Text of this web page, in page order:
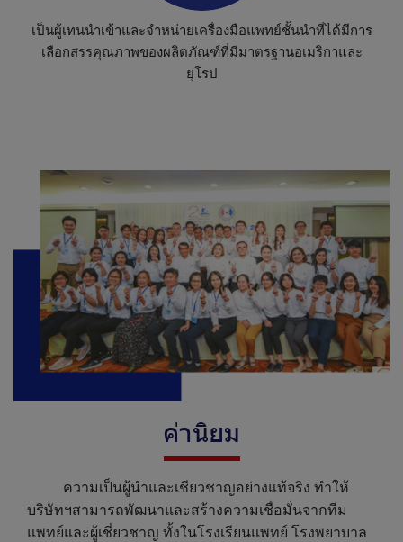
เป็นผู้เทนนำเข้าและจำหน่ายเครื่องมือแพทย์ชั้นนำที่ได้มีการ
เลือกสรรคุณภาพของผลิตภัณฑ์ที่มีมาตรฐานอเมริกาและ
ยุโรป
ค่านิยม
ความเป็นผู้นำและเชียวชาญอย่างแท้จริง ทำให้
บริษัทฯสามารถพัฒนาและสร้างความเชื่อมั่นจากทีม
แพทย์และผู้เชี่ยวชาญ ทั้งในโรงเรียนแพทย์ โรงพยาบาล